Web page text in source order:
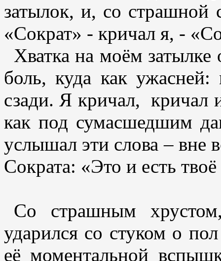
затылок, и, со страшной
«Сократ» - кричал я, -
Хватка на моём затылке
боль, куда как ужасней:
сзади. Я кричал, кричал
как под сумасшедшим
услышал эти слова – вне
Сократа: «Это и есть
Со страшным
ударился со стуком о
её моментальной